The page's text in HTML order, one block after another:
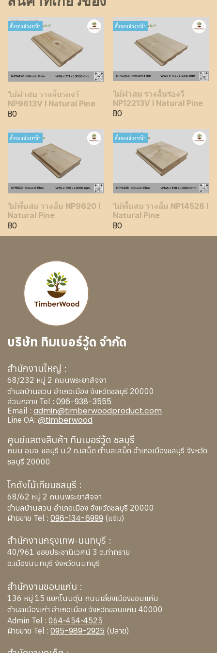
สั่งจองล่วงหน้า
ไม้ฝาสน รางลิ้นร่องวี
NP9613V I Natural Pine
฿0
สั่งจองล่วงหน้า
ไม้ฝาสน รางลิ้นร่องวี
NP12213V I Natural Pine
฿0
สั่งจองล่วงหน้า
ไม้พื้นสน รางลิ้น NP9620 I
Natural Pine
฿0
สั่งจองล่วงหน้า
ไม้พื้นสน รางลิ้น NP14528 I
Natural Pine
฿0
บริษัท ทิมเบอร์วู้ด จำกัด
สำนักงานใหญ่ :
68/232 หมู่ 2 ถนนพระยาสัจจา
ตำบลบ้านสวน อำเภอเมือง จังหวัดชลบุรี 20000
ส่วนกลาง Tel : 096-938-3555
Email : admin@timberwoodproduct.com
Line OA: @timberwood
ศูนย์แสดงสินค้า ทิมเบอร์วู้ด ชลบุรี
ถนน อบจ. ชลบุรี ม.2 ต.เสม็ด ตำบลเสม็ด อำเภอเมืองชลบุรี จังหวัด
ชลบุรี 20000
โกดังไม้เทียมชลบุรี :
68/62 หมู่ 2 ถนนพระยาสัจจา
ตำบลบ้านสวน อำเภอเมือง จังหวัดชลบุรี 20000
ฝ่ายขาย Tel : 096-134-6999 (แจ่ม)
สำนักงานกรุงเทพ-นนทบุรี :
40/961 ซอยประชานิเวศน์ 3 ต.ท่าทราย
อ.เมืองนนทบุรี จังหวัดนนทบุรี
สำนักงานขอนแก่น :
136 หมู่ 15 แยกโนนตุ่น ถนนเลี่ยงเมืองขอนแก่น
ตำบลเมืองเก่า อำเภอเมือง จังหวัดขอนแก่น 40000
Admin Tel : 064-454-4525
ฝ่ายขาย Tel : 095-989-2925 (ปลาย)